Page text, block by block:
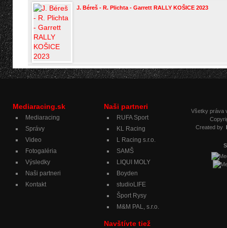
J. Béreš - R. Plichta - Garrett RALLY KOŠICE 2023
Mediaracing.sk
Mediaracing
Správy
Video
Fotogaléria
Výsledky
Naši partneri
Kontakt
Všetky práva
Created by
Naši partneri
RUFA Sport
KL Racing
L Racing s.r.o.
SAMŠ
LIQUI MOLY
Boyden
studioLIFE
Šport Rysy
M&M PAL, s.r.o.
Navštívte tiež